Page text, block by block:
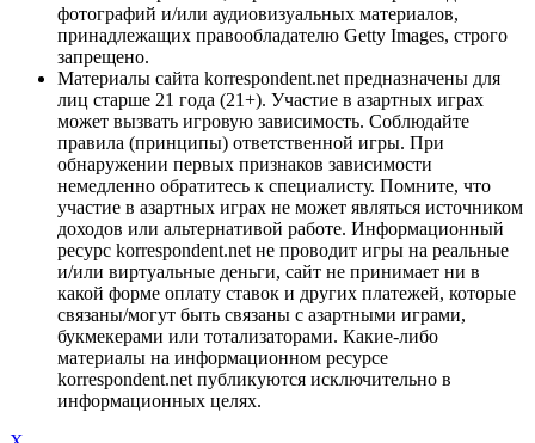
фотографий и/или аудиовизуальных материалов,
принадлежащих правообладателю Getty Images, строго
запрещено.
Материалы сайта korrespondent.net предназначены для
лиц старше 21 года (21+). Участие в азартных играх
может вызвать игровую зависимость. Соблюдайте
правила (принципы) ответственной игры. При
обнаружении первых признаков зависимости
немедленно обратитесь к специалисту. Помните, что
участие в азартных играх не может являться источником
доходов или альтернативой работе. Информационный
ресурс korrespondent.net не проводит игры на реальные
и/или виртуальные деньги, сайт не принимает ни в
какой форме оплату ставок и других платежей, которые
связаны/могут быть связаны с азартными играми,
букмекерами или тотализаторами. Какие-либо
материалы на информационном ресурсе
korrespondent.net публикуются исключительно в
информационных целях.